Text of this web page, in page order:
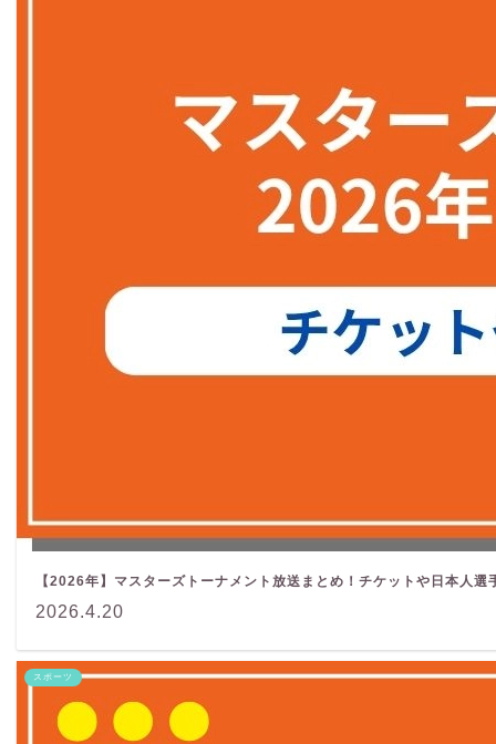
【2026年】マスターズトーナメント放送まとめ！チケットや日本人選
2026.4.20
スポーツ